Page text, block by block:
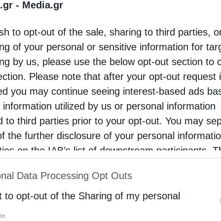
- Media.gr
to opt-out of the sale, sharing to third parties,
of your personal or sensitive information for
by us, please use the below opt-out section to
Please note that after your opt-out request
you may continue seeing interest-based ads
information utilized by us or personal information
to third parties prior to your opt-out. You may
the further disclosure of your personal
on the IAB’s list of downstream participants.
of Downstream Participantsthat may further
parties.
Data Processing Opt Outs
to opt-out of the Sharing of my personal
για όλους! Του MHTPOΠOΛITOY KAIΣAPIANHΣ,
KAI YMHTTOY ΔANIHΛ “Ο ξένος ἤ ὁ
κατά τήν …